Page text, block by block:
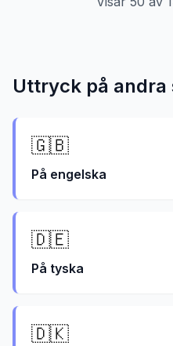
Uttryck på andra
🇬🇧
På engelska
🇩🇪
På tyska
🇩🇰